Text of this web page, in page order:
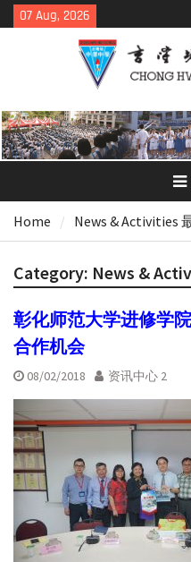
Skip
to
07 Aug, 2026
Home News & Activities
Category: News &
彰化师范大学进修学
合作机会
08/02/2018 资讯中心 2